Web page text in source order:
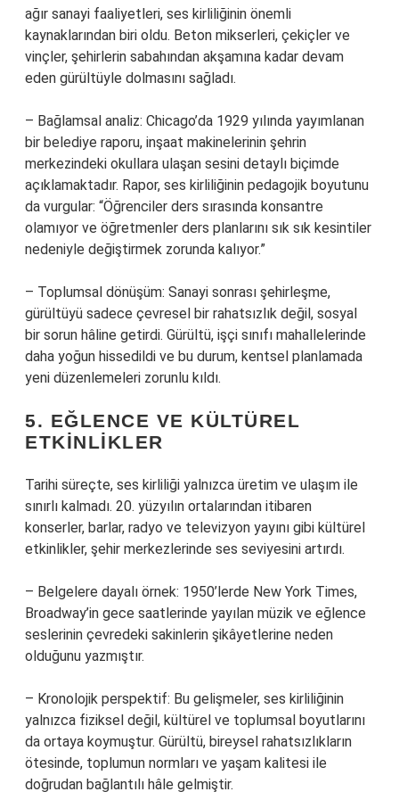
ağır sanayi faaliyetleri, ses kirliliğinin önemli
kaynaklarından biri oldu. Beton mikserleri, çekiçler ve
vinçler, şehirlerin sabahından akşamına kadar devam
eden gürültüyle dolmasını sağladı.
– Bağlamsal analiz: Chicago’da 1929 yılında yayımlanan
bir belediye raporu, inşaat makinelerinin şehrin
merkezindeki okullara ulaşan sesini detaylı biçimde
açıklamaktadır. Rapor, ses kirliliğinin pedagojik boyutunu
da vurgular: “Öğrenciler ders sırasında konsantre
olamıyor ve öğretmenler ders planlarını sık sık kesintiler
nedeniyle değiştirmek zorunda kalıyor.”
– Toplumsal dönüşüm: Sanayi sonrası şehirleşme,
gürültüyü sadece çevresel bir rahatsızlık değil, sosyal
bir sorun hâline getirdi. Gürültü, işçi sınıfı mahallelerinde
daha yoğun hissedildi ve bu durum, kentsel planlamada
yeni düzenlemeleri zorunlu kıldı.
5. EĞLENCE VE KÜLTÜREL
ETKINLIKLER
Tarihi süreçte, ses kirliliği yalnızca üretim ve ulaşım ile
sınırlı kalmadı. 20. yüzyılın ortalarından itibaren
konserler, barlar, radyo ve televizyon yayını gibi kültürel
etkinlikler, şehir merkezlerinde ses seviyesini artırdı.
– Belgelere dayalı örnek: 1950’lerde New York Times,
Broadway’in gece saatlerinde yayılan müzik ve eğlence
seslerinin çevredeki sakinlerin şikâyetlerine neden
olduğunu yazmıştır.
– Kronolojik perspektif: Bu gelişmeler, ses kirliliğinin
yalnızca fiziksel değil, kültürel ve toplumsal boyutlarını
da ortaya koymuştur. Gürültü, bireysel rahatsızlıkların
ötesinde, toplumun normları ve yaşam kalitesi ile
doğrudan bağlantılı hâle gelmiştir.